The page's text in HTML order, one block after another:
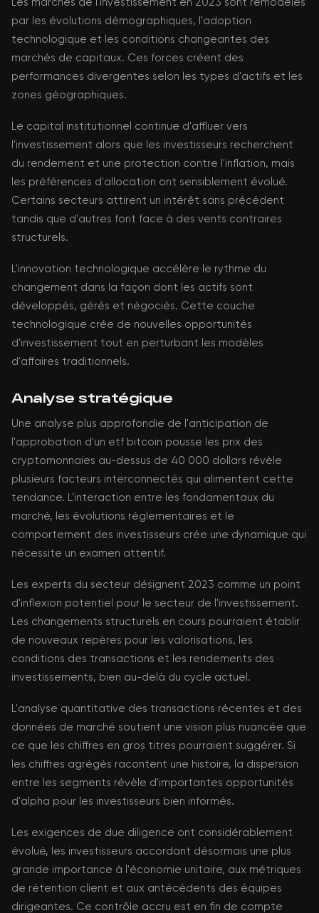
par les évolutions démographiques, l'adoption
technologique et les conditions changeantes des
marchés de capitaux. Ces forces créent des
performances divergentes selon les types d'actifs et les
zones géographiques.
Le capital institutionnel continue d'affluer vers
l'investissement alors que les investisseurs recherchent
du rendement et une protection contre l'inflation, mais
les préférences d'allocation ont sensiblement évolué.
Certains secteurs attirent un intérêt sans précédent
tandis que d'autres font face à des vents contraires
structurels.
L'innovation technologique accélère le rythme du
changement dans la façon dont les actifs sont
développés, gérés et négociés. Cette couche
technologique crée de nouvelles opportunités
d'investissement tout en perturbant les modèles
d'affaires traditionnels.
Analyse stratégique
Une analyse plus approfondie de l'anticipation de
l'approbation d'un etf bitcoin pousse les prix des
cryptomonnaies au-dessus de 40 000 dollars révèle
plusieurs facteurs interconnectés qui alimentent cette
tendance. L'interaction entre les fondamentaux du
marché, les évolutions réglementaires et le
comportement des investisseurs crée une dynamique qui
nécessite un examen attentif.
Les experts du secteur désignent 2023 comme un point
d'inflexion potentiel pour le secteur de l'investissement.
Les changements structurels en cours pourraient établir
de nouveaux repères pour les valorisations, les
conditions des transactions et les rendements des
investissements, bien au-delà du cycle actuel.
L'analyse quantitative des transactions récentes et des
données de marché soutient une vision plus nuancée que
ce que les chiffres en gros titres pourraient suggérer. Si
les chiffres agrégés racontent une histoire, la dispersion
entre les segments révèle d'importantes opportunités
d'alpha pour les investisseurs bien informés.
Les exigences de due diligence ont considérablement
évolué, les investisseurs accordant désormais une plus
grande importance à l'économie unitaire, aux métriques
de rétention client et aux antécédents des équipes
dirigeantes. Ce contrôle accru est en fin de compte